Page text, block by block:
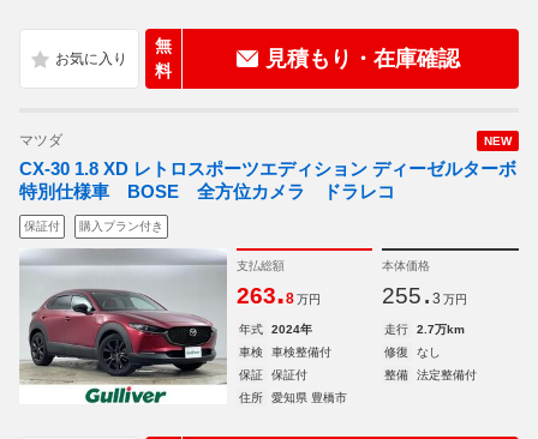
無
料
見積もり・在庫確認
NEW
マツダ
CX-30 1.8 XD レトロスポーツエディション ディーゼルターボ
特別仕様車 BOSE 全方位カメラ ドラレコ
保証付 購入プラン付き
支払総額
263.8 万円
本体価格
255. 3 万円
年式 2024年 走行
2.7万km
車検
車検整備付 修復
なし
保証
保証付 整備
法定整備付
住所
愛知県 豊橋市